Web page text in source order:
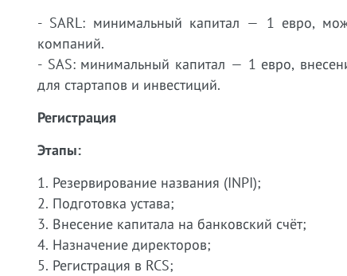
- SARL: минимальный капитал — 1 евро,
компаний.
- SAS: минимальный капитал — 1 евро,
для стартапов и инвестиций.
Регистрация
Этапы:
1. Резервирование названия (INPI);
2. Подготовка устава;
3. Внесение капитала на банковский счёт;
4. Назначение директоров;
5. Регистрация в RCS;